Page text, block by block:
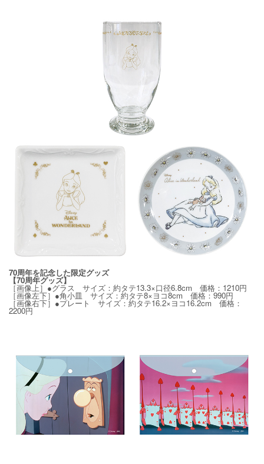
70周年を記念した限定グッズ
【70周年グッズ】
［画像上］●グラス サイズ：約タテ13.3×口径6.8cm 価格：1210円
［画像左下］●角小皿 サイズ：約タテ8×ヨコ8cm 価格：990円
［画像右下］●プレート サイズ：約タテ16.2×ヨコ16.2cm 価格：
2200円